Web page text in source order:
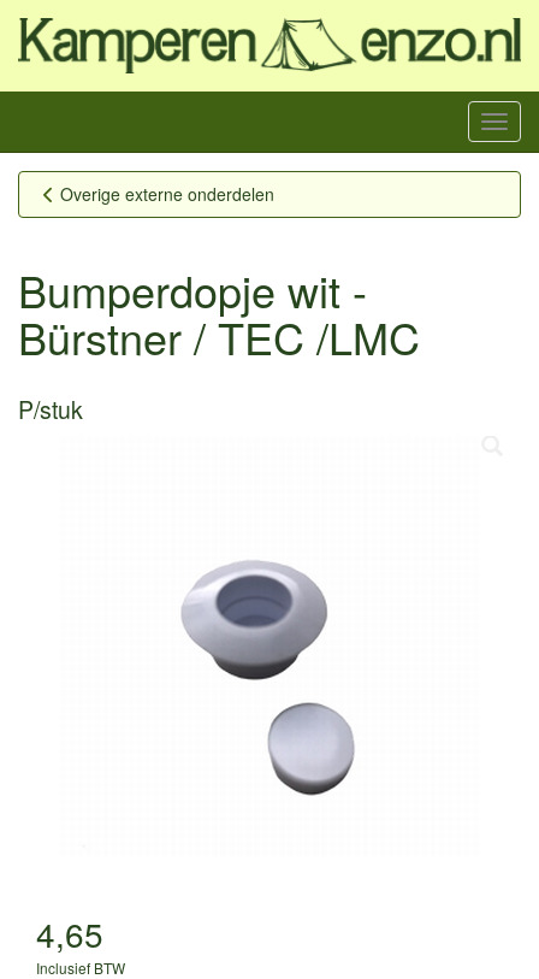
Menu
Overige externe onderdelen
Bumperdopje wit -
Bürstner / TEC /LMC
P/stuk
4,65
Inclusief BTW